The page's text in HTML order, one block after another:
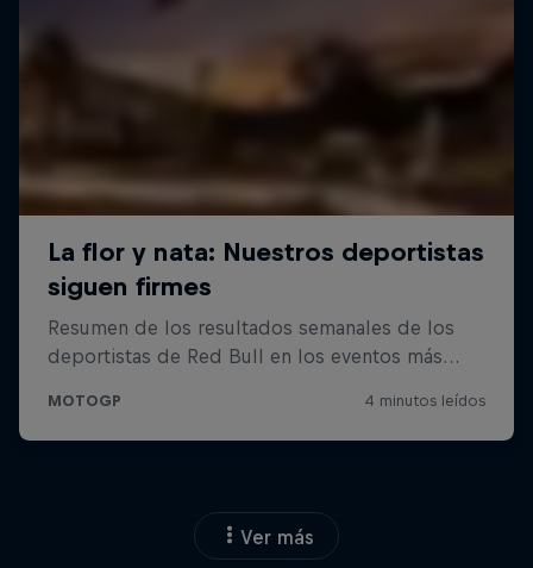
Ver más